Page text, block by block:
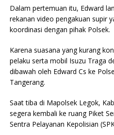
Dalam pertemuan itu, Edward
rekanan video pengakuan supir
koordinasi dengan pihak Polsek.
Karena suasana yang kurang
pelaku serta mobil Isuzu Traga
dibawah oleh Edward Cs ke
Tangerang.
Saat tiba di Mapolsek Legok,
segera kembali ke ruang Piket
Sentra Pelayanan Kepolisian